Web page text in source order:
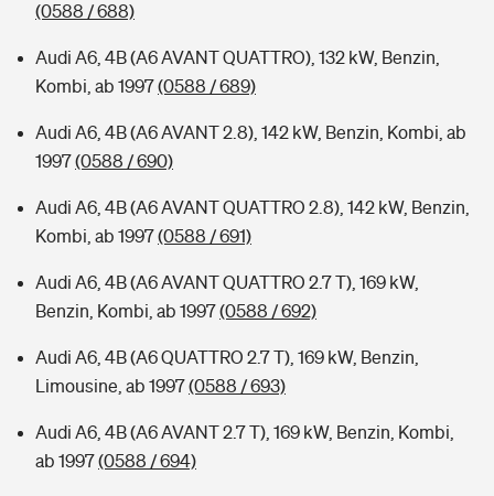
(0588 / 688)
Audi A6, 4B (A6 AVANT QUATTRO), 132 kW, Benzin,
Kombi, ab 1997(0588 / 689)
Audi A6, 4B (A6 AVANT 2.8), 142 kW, Benzin, Kombi, ab
1997(0588 / 690)
Audi A6, 4B (A6 AVANT QUATTRO 2.8), 142 kW, Benzin,
Kombi, ab 1997(0588 / 691)
Audi A6, 4B (A6 AVANT QUATTRO 2.7 T), 169 kW,
Benzin, Kombi, ab 1997(0588 / 692)
Audi A6, 4B (A6 QUATTRO 2.7 T), 169 kW, Benzin,
Limousine, ab 1997(0588 / 693)
Audi A6, 4B (A6 AVANT 2.7 T), 169 kW, Benzin, Kombi,
ab 1997(0588 / 694)